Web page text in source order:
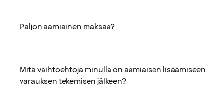
Paljon aamiainen maksaa?
Mitä vaihtoehtoja minulla on aamiaisen lisäämiseen
varauksen tekemisen jälkeen?